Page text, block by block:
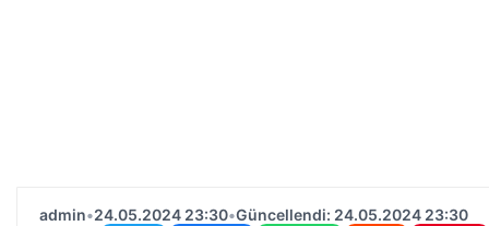
admin•24.05.2024 23:30•Güncellendi: 24.05.2024 23:30